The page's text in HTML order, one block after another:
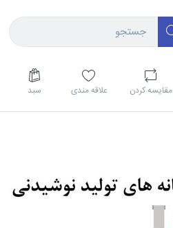
مقايسه كردن علاقه مندی سبد